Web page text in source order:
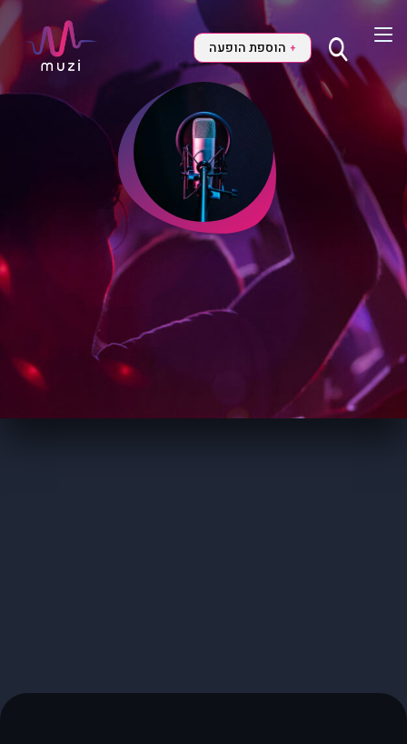
+ הוספת הופעה